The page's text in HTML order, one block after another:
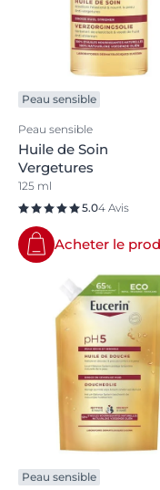
Peau sensible
Peau sensible
Huile de Soin
Vergetures
125 ml
5.04 Avis
Acheter le
Peau sensible